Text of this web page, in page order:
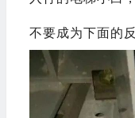
不要成为下面的